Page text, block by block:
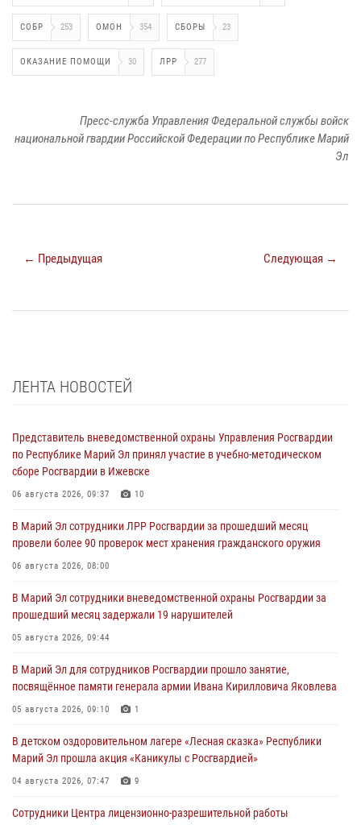
СОБР 253 ОМОН 354 СБОРЫ 23
ОКАЗАНИЕ ПОМОЩИ 30 ЛРР 277
Пресс-служба Управления Федеральной службы войск
национальной гвардии Российской Федерации по Республике Марий
Эл
← Предыдущая Следующая →
ЛЕНТА НОВОСТЕЙ
Представитель вневедомственной охраны Управления Росгвардии
по Республике Марий Эл принял участие в учебно-методическом
сборе Росгвардии в Ижевске
06 августа 2026, 09:37 10
В Марий Эл сотрудники ЛРР Росгвардии за прошедший месяц
провели более 90 проверок мест хранения гражданского оружия
06 августа 2026, 08:00
В Марий Эл сотрудники вневедомственной охраны Росгвардии за
прошедший месяц задержали 19 нарушителей
05 августа 2026, 09:44
В Марий Эл для сотрудников Росгвардии прошло занятие,
посвящённое памяти генерала армии Ивана Кирилловича Яковлева
05 августа 2026, 09:10 1
В детском оздоровительном лагере «Лесная сказка» Республики
Марий Эл прошла акция «Каникулы с Росгвардией»
04 августа 2026, 07:47 9
Сотрудники Центра лицензионно-разрешительной работы